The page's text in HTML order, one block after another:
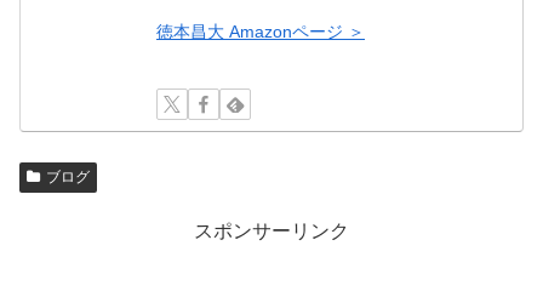
徳本昌大 Amazonページ ＞
ブログ
スポンサーリンク